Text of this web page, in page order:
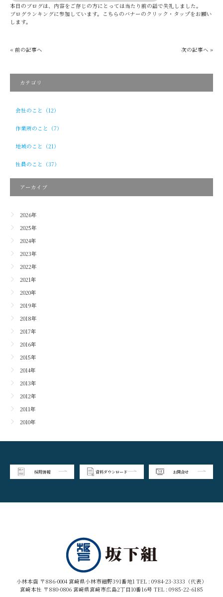
本日のブログは、内容をご存じの方にとっては当たり前の話で失礼しました。
ブログランキングに参加しています。こちらのバナーのクリック・タップをお願い
します。
« 前の記事へ 次の記事へ »
カテゴリ
会社のこと（12）
作業所のこと（7）
地域のこと（21）
社員のこと（37）
アーカイブ
2026年
2025年
2024年
2023年
2022年
2021年
2020年
2019年
2018年
2017年
2016年
2015年
2014年
2013年
2012年
2011年
2010年
採用情報 資料ダウンロード お問合せ
小林本店 〒886-0004 宮崎県小林市細野391番地1 TEL : 0984-23-3333（代表）
宮崎本社 〒880-0806 宮崎県宮崎市広島2丁目10番16号 TEL : 0985-22-6185